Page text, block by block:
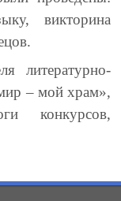
викторина
– мой храм»,
конкурсов,